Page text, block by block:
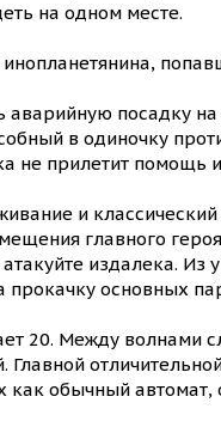
на одном месте.
посадку на
в одиночку
не прилетит помощь
и
главного
издалека.
прокачку основных
20. Между волнами
обычный автомат,